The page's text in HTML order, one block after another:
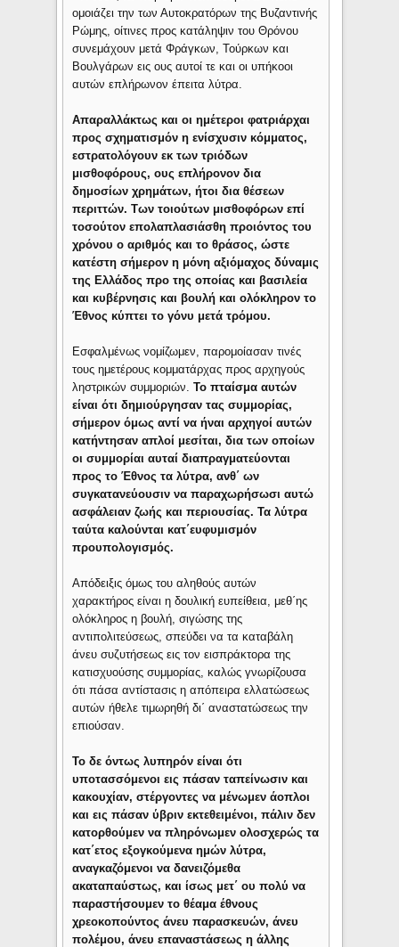
ομοιάζει την των Αυτοκρατόρων της Βυζαντινής
Ρώμης, οίτινες προς κατάληψιν του Θρόνου
συνεμάχουν μετά Φράγκων, Τούρκων και
Βουλγάρων εις ους αυτοί τε και οι υπήκοοι
αυτών επλήρωνον έπειτα λύτρα.
Απαραλλάκτως και οι ημέτεροι φατριάρχαι
προς σχηματισμόν η ενίσχυσιν κόμματος,
εστρατολόγουν εκ των τριόδων
μισθοφόρους, ους επλήρονον δια
δημοσίων χρημάτων, ήτοι δια θέσεων
περιττών. Των τοιούτων μισθοφόρων επί
τοσούτον επολαπλασιάσθη προιόντος του
χρόνου ο αριθμός και το θράσος, ώστε
κατέστη σήμερον η μόνη αξιόμαχος δύναμις
της Ελλάδος προ της οποίας και βασιλεία
και κυβέρνησις και βουλή και ολόκληρον το
Έθνος κύπτει το γόνυ μετά τρόμου.
Εσφαλμένως νομίζωμεν, παρομοίασαν τινές
τους ημετέρους κομματάρχας προς αρχηγούς
ληστρικών συμμοριών.Το πταίσμα αυτών
είναι ότι δημιούργησαν τας συμμορίας,
σήμερον όμως αντί να ήναι αρχηγοί αυτών
κατήντησαν απλοί μεσίται, δια των οποίων
οι συμμορίαι αυταί διαπραγματεύονται
προς το Έθνος τα λύτρα, ανθ΄ ων
συγκατανεύουσιν να παραχωρήσωσι αυτώ
ασφάλειαν ζωής και περιουσίας. Τα λύτρα
ταύτα καλούνται κατ΄ευφυμισμόν
προυπολογισμός.
Απόδειξις όμως του αληθούς αυτών
χαρακτήρος είναι η δουλική ευπείθεια, μεθ΄ης
ολόκληρος η βουλή, σιγώσης της
αντιπολιτεύσεως, σπεύδει να τα καταβάλη
άνευ συζυτήσεως εις τον εισπράκτορα της
κατισχυούσης συμμορίας, καλώς γνωρίζουσα
ότι πάσα αντίστασις η απόπειρα ελλατώσεως
αυτών ήθελε τιμωρηθή δι΄ αναστατώσεως την
επιούσαν.
Το δε όντως λυπηρόν είναι ότι
υποτασσόμενοι εις πάσαν ταπείνωσιν και
κακουχίαν, στέργοντες να μένωμεν άοπλοι
και εις πάσαν ύβριν εκτεθειμένοι, πάλιν δεν
κατορθούμεν να πληρόνωμεν ολοσχερώς τα
κατ΄ετος εξογκούμενα ημών λύτρα,
αναγκαζόμενοι να δανειζόμεθα
ακαταπαύστως, και ίσως μετ΄ ου πολύ να
παραστήσουμεν το θέαμα έθνους
χρεοκοπούντος άνευ παρασκευών, άνευ
πολέμου, άνευ επαναστάσεως η άλλης